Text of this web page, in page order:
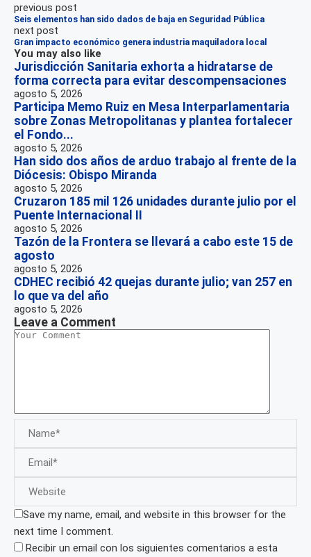
previous post
Seis elementos han sido dados de baja en Seguridad Pública
next post
Gran impacto económico genera industria maquiladora local
You may also like
Jurisdicción Sanitaria exhorta a hidratarse de
forma correcta para evitar descompensaciones
agosto 5, 2026
Participa Memo Ruiz en Mesa Interparlamentaria
sobre Zonas Metropolitanas y plantea fortalecer
el Fondo...
agosto 5, 2026
Han sido dos años de arduo trabajo al frente de la
Diócesis: Obispo Miranda
agosto 5, 2026
Cruzaron 185 mil 126 unidades durante julio por el
Puente Internacional II
agosto 5, 2026
Tazón de la Frontera se llevará a cabo este 15 de
agosto
agosto 5, 2026
CDHEC recibió 42 quejas durante julio; van 257 en
lo que va del año
agosto 5, 2026
Leave a Comment
Save my name, email, and website in this browser for the
next time I comment.
Recibir un email con los siguientes comentarios a esta